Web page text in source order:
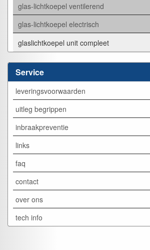
glas-lichtkoepel ventilerend
glas-lichtkoepel electrisch
glaslichtkoepel unit compleet
Service
leveringsvoorwaarden
uitleg begrippen
inbraakpreventie
links
faq
contact
over ons
tech info